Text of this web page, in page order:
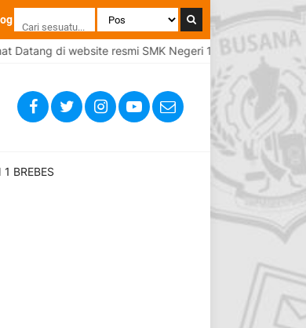
di website resmi SMK Negeri 1 Brebes
BREBES